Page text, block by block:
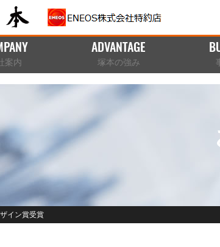
案内
ADVANTAGE
塚本の強み
イン賞受賞